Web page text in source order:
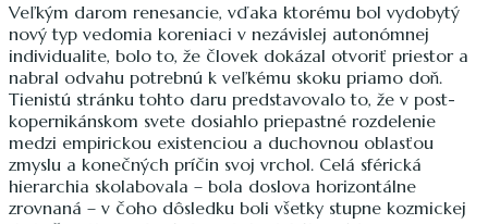
Veľkým darom renesancie, vďaka ktorému bol vydobytý
nový typ vedomia koreniaci v nezávislej autonómnej
individualite, bolo to, že človek dokázal otvoriť priestor a
nabral odvahu potrebnú k veľkému skoku priamo doň.
Tienistú stránku tohto daru predstavovalo to, že v post-
kopernikánskom svete dosiahlo priepastné rozdelenie
medzi empirickou existenciou a duchovnou oblasťou
zmyslu a konečných príčin svoj vrchol. Celá sférická
hierarchia skolabovala – bola doslova horizontálne
zrovnaná – v čoho dôsledku boli všetky stupne kozmickej